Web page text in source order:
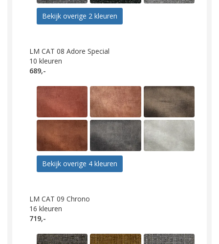
Bekijk overige 2 kleuren
LM CAT 08 Adore Special
10 kleuren
689,-
Bekijk overige 4 kleuren
LM CAT 09 Chrono
16 kleuren
719,-